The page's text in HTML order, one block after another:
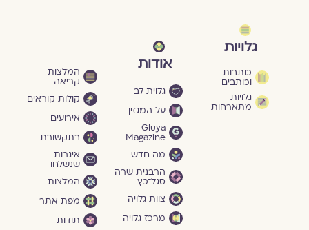
גלויות
כותבות
וכותבים
גלויות
מתארחות
אודות
גלוית לב
על המגזין
Gluya
Magazine
מה חדש
הרבנית שרה
סגל־כץ
צוות גלויה
מרכז גלויה
המלצות
קריאה
קולות קוראים
אירועים
בתקשורת
איגרות
שנשלחו
המלצות
מפת אתר
תודות